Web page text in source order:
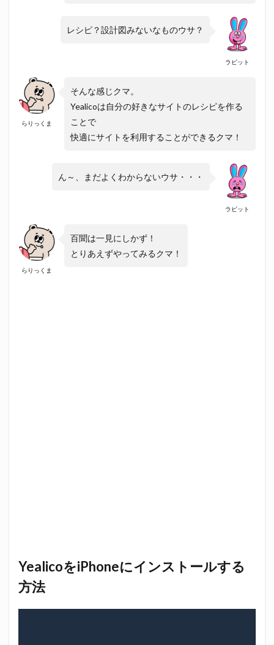
ラビット
レシピ？設計図みないなものウサ？
らりっくま
そんな感じクマ。
Yealicoは自分の好きなサイトのレシピを作る
ことで
快適にサイトを利用することができるクマ！
ラビット
ん～、まだよくわからないウサ・・・
らりっくま
百聞は一見にしかず！
とりあえずやってみるクマ！
YealicoをiPhoneにインストールする
方法